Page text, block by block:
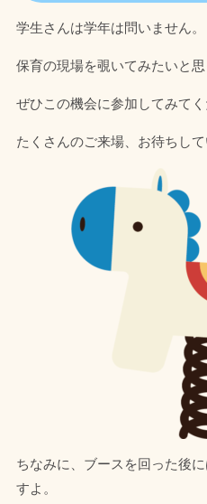
学生さんは学年は問いません。
保育の現場を覗いてみたいと思
ぜひこの機会に参加してみてく
たくさんのご来場、お待ちして
ちなみに、ブースを回った後
すよ。